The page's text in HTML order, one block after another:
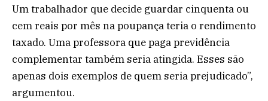
Um trabalhador que decide guardar cinquenta ou
cem reais por mês na poupança teria o rendimento
taxado. Uma professora que paga previdência
complementar também seria atingida. Esses são
apenas dois exemplos de quem seria prejudicado”,
argumentou.